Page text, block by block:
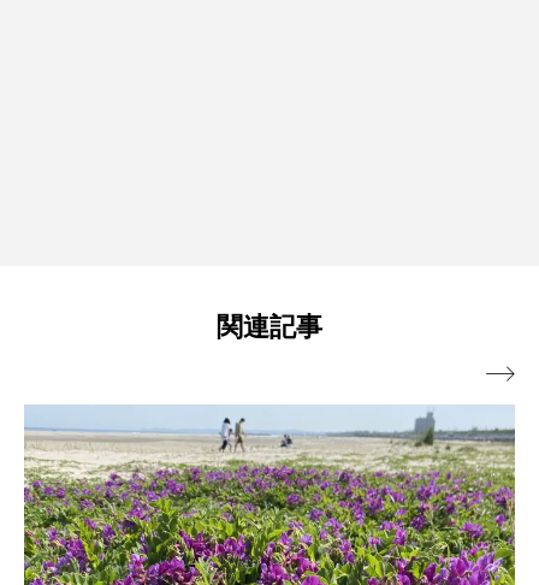
関連記事
